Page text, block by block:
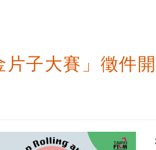
片子大賽」徵件